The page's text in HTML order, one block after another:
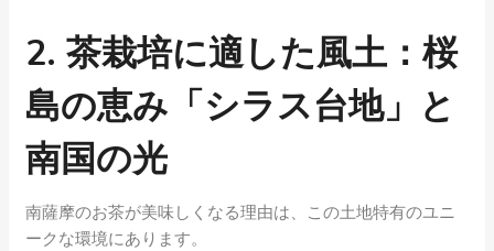
2. 茶栽培に適した風土：桜
島の恵み「シラス台地」と
南国の光
南薩摩のお茶が美味しくなる理由は、この土地特有のユニ
ークな環境にあります。